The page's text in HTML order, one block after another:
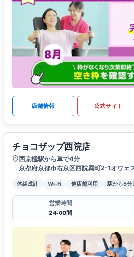
店舗情報 公式サイト
チョコザップ西院店
西京極駅から車で4分
京都府京都市右京区西院巽町2ｰ1オヴェ
体組成計 Wi-Fi 他店舗利用 駅から5分
営業時間
24:00間